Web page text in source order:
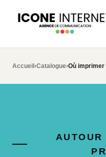
Accueil ›Catalogue›Où imprimer